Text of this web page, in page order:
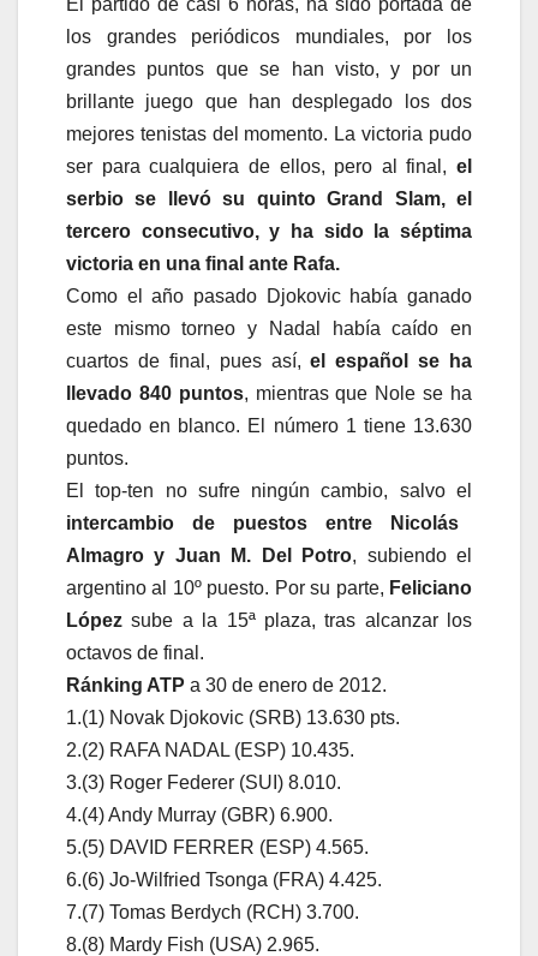
los grandes periódicos mundiales, por los
grandes puntos que se han visto, y por un
brillante juego que han desplegado los dos
mejores tenistas del momento. La victoria pudo
ser para cualquiera de ellos, pero al final, el
serbio se llevó su quinto Grand Slam, el
tercero consecutivo, y ha sido la séptima
victoria en una final ante Rafa.
Como el año pasado Djokovic había ganado
este mismo torneo y Nadal había caído en
cuartos de final, pues así,el español se ha
llevado 840 puntos, mientras que Nole se ha
quedado en blanco. El número 1 tiene 13.630
puntos.
El top-ten no sufre ningún cambio, salvo el
intercambio de puestos entre Nicolás
Almagro y Juan M. Del Potro, subiendo el
argentino al 10º puesto. Por su parte, Feliciano
López sube a la 15ª plaza, tras alcanzar los
octavos de final.
Ránking ATP a 30 de enero de 2012.
1.(1) Novak Djokovic (SRB) 13.630 pts.
2.(2) RAFA NADAL (ESP) 10.435.
3.(3) Roger Federer (SUI) 8.010.
4.(4) Andy Murray (GBR) 6.900.
5.(5) DAVID FERRER (ESP) 4.565.
6.(6) Jo-Wilfried Tsonga (FRA) 4.425.
7.(7) Tomas Berdych (RCH) 3.700.
8.(8) Mardy Fish (USA) 2.965.